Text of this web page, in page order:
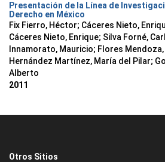
Presentación de la Línea de
Derecho en México
Fix Fierro, Héctor; Cáceres Nieto,
Cáceres Nieto, Enrique; Silva Forné,
Innamorato, Mauricio; Flores
Hernández Martínez, María del Pilar;
Alberto
2011
Otros Sitios